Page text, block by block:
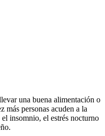
una buena alimentación o
más personas acuden a la
insomnio, el estrés nocturno